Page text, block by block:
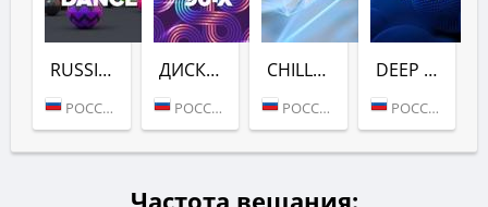
RUSSIAN DANCE (DFM)
РОССИЯ (МОСКВА)
ДИСКАЧ 90-Х (DFM)
РОССИЯ (МОСКВА)
CHILL (DFM)
РОССИЯ (МОСКВА)
DEEP (DFM)
РОССИЯ (МОСКВА)
Частота вещания: